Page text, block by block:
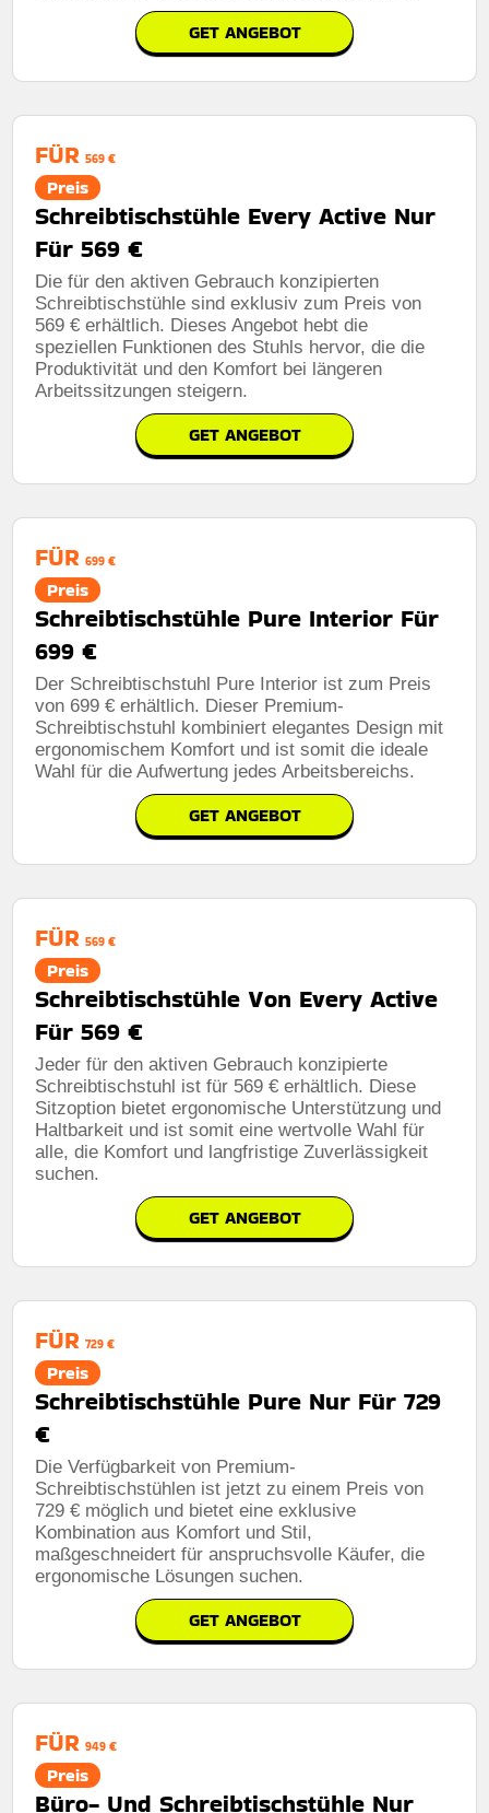
GET ANGEBOT
FÜR 569 €
Preis
Schreibtischstühle Every Active Nur
Für 569 €
Die für den aktiven Gebrauch konzipierten
Schreibtischstühle sind exklusiv zum Preis von
569 € erhältlich. Dieses Angebot hebt die
speziellen Funktionen des Stuhls hervor, die die
Produktivität und den Komfort bei längeren
Arbeitssitzungen steigern.
GET ANGEBOT
FÜR 699 €
Preis
Schreibtischstühle Pure Interior Für
699 €
Der Schreibtischstuhl Pure Interior ist zum Preis
von 699 € erhältlich. Dieser Premium-
Schreibtischstuhl kombiniert elegantes Design mit
ergonomischem Komfort und ist somit die ideale
Wahl für die Aufwertung jedes Arbeitsbereichs.
GET ANGEBOT
FÜR 569 €
Preis
Schreibtischstühle Von Every Active
Für 569 €
Jeder für den aktiven Gebrauch konzipierte
Schreibtischstuhl ist für 569 € erhältlich. Diese
Sitzoption bietet ergonomische Unterstützung und
Haltbarkeit und ist somit eine wertvolle Wahl für
alle, die Komfort und langfristige Zuverlässigkeit
suchen.
GET ANGEBOT
FÜR 729 €
Preis
Schreibtischstühle Pure Nur Für 729
€
Die Verfügbarkeit von Premium-
Schreibtischstühlen ist jetzt zu einem Preis von
729 € möglich und bietet eine exklusive
Kombination aus Komfort und Stil,
maßgeschneidert für anspruchsvolle Käufer, die
ergonomische Lösungen suchen.
GET ANGEBOT
FÜR 949 €
Preis
Büro- Und Schreibtischstühle Nur